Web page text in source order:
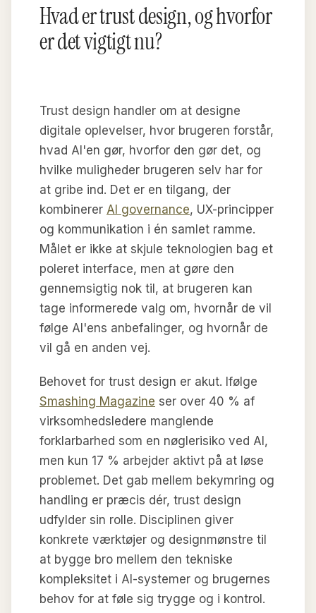
Hvad er trust design, og hvorfor
er det vigtigt nu?
Trust design handler om at designe
digitale oplevelser, hvor brugeren forstår,
hvad AI'en gør, hvorfor den gør det, og
hvilke muligheder brugeren selv har for
at gribe ind. Det er en tilgang, der
kombinerer AI governance, UX-principper
og kommunikation i én samlet ramme.
Målet er ikke at skjule teknologien bag et
poleret interface, men at gøre den
gennemsigtig nok til, at brugeren kan
tage informerede valg om, hvornår de vil
følge AI'ens anbefalinger, og hvornår de
vil gå en anden vej.
Behovet for trust design er akut. Ifølge
Smashing Magazine ser over 40 % af
virksomhedsledere manglende
forklarbarhed som en nøglerisiko ved AI,
men kun 17 % arbejder aktivt på at løse
problemet. Det gab mellem bekymring og
handling er præcis dér, trust design
udfylder sin rolle. Disciplinen giver
konkrete værktøjer og designmønstre til
at bygge bro mellem den tekniske
kompleksitet i AI-systemer og brugernes
behov for at føle sig trygge og i kontrol.